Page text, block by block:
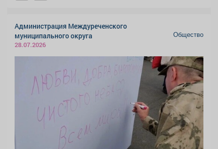
Администрация Междуреченского
муниципального округа
28.07.2026
Общество